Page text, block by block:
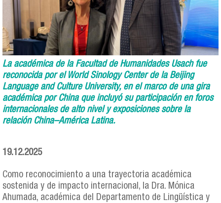
La académica de la Facultad de Humanidades Usach fue
reconocida por el World Sinology Center de la Beijing
Language and Culture University, en el marco de una gira
académica por China que incluyó su participación en foros
internacionales de alto nivel y exposiciones sobre la
relación China–América Latina.
19.12.2025
Como reconocimiento a una trayectoria académica
sostenida y de impacto internacional, la Dra. Mónica
Ahumada, académica del Departamento de Lingüística y